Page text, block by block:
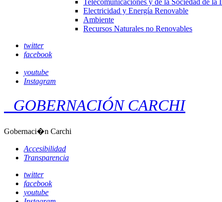
Telecomunicaciones y de la Sociedad de la
Electricidad y Energía Renovable
Ambiente
Recursos Naturales no Renovables
twitter
facebook
youtube
Instagram
GOBERNACIÓN CARCHI
Gobernaci�n Carchi
Accesibilidad
Transparencia
twitter
facebook
youtube